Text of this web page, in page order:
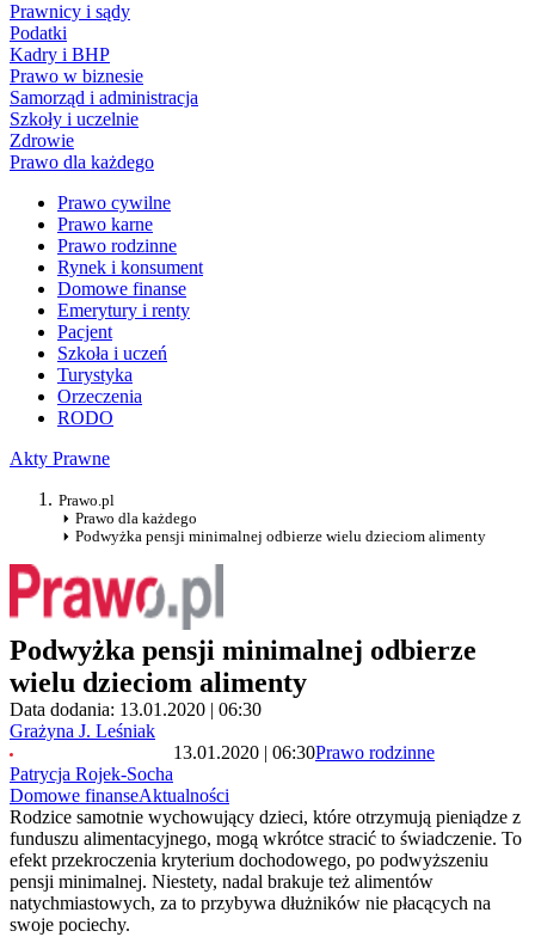
Prawnicy i sądy
Podatki
Kadry i BHP
Prawo w biznesie
Samorząd i administracja
Szkoły i uczelnie
Zdrowie
Prawo dla każdego
Prawo cywilne
Prawo karne
Prawo rodzinne
Rynek i konsument
Domowe finanse
Emerytury i renty
Pacjent
Szkoła i uczeń
Turystyka
Orzeczenia
RODO
Akty Prawne
Prawo.pl
Prawo dla każdego
Podwyżka pensji minimalnej odbierze wielu dzieciom alimenty
Podwyżka pensji minimalnej odbierze
wielu dzieciom alimenty
Data dodania: 13.01.2020 | 06:30
Grażyna J. Leśniak
Patrycja Rojek-Socha
13.01.2020 | 06:30Prawo rodzinne
Domowe finanseAktualności
Rodzice samotnie wychowujący dzieci, które otrzymują pieniądze z
funduszu alimentacyjnego, mogą wkrótce stracić to świadczenie. To
efekt przekroczenia kryterium dochodowego, po podwyższeniu
pensji minimalnej. Niestety, nadal brakuje też alimentów
natychmiastowych, za to przybywa dłużników nie płacących na
swoje pociechy.